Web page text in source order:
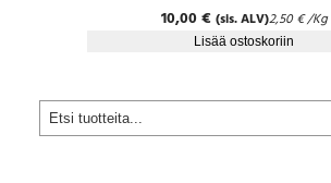
e
10,00€ (sis. ALV)2,50€/Kg
Lisää ostoskoriin